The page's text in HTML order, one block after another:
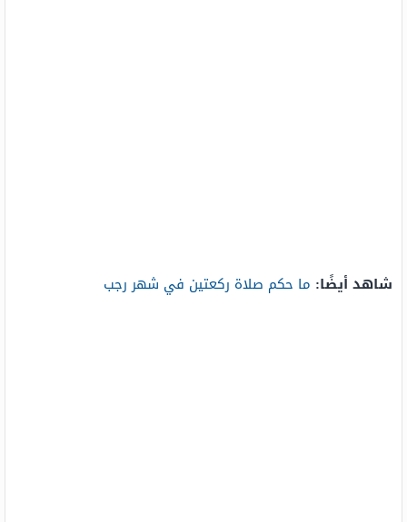
شاهد أيضًا: ما حكم صلاة ركعتين في شهر رجب